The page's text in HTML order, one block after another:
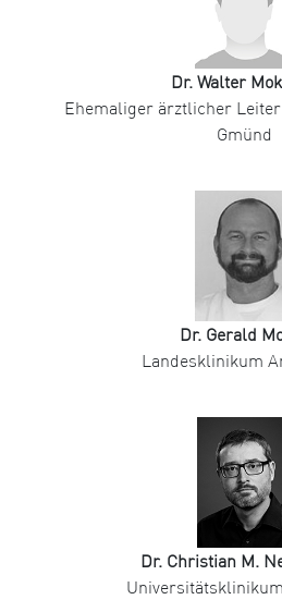
Dr. Walter
Ehemaliger ärztlicher
Gmünd
Dr. Gerald
Landesklinikum
Dr. Christian M.